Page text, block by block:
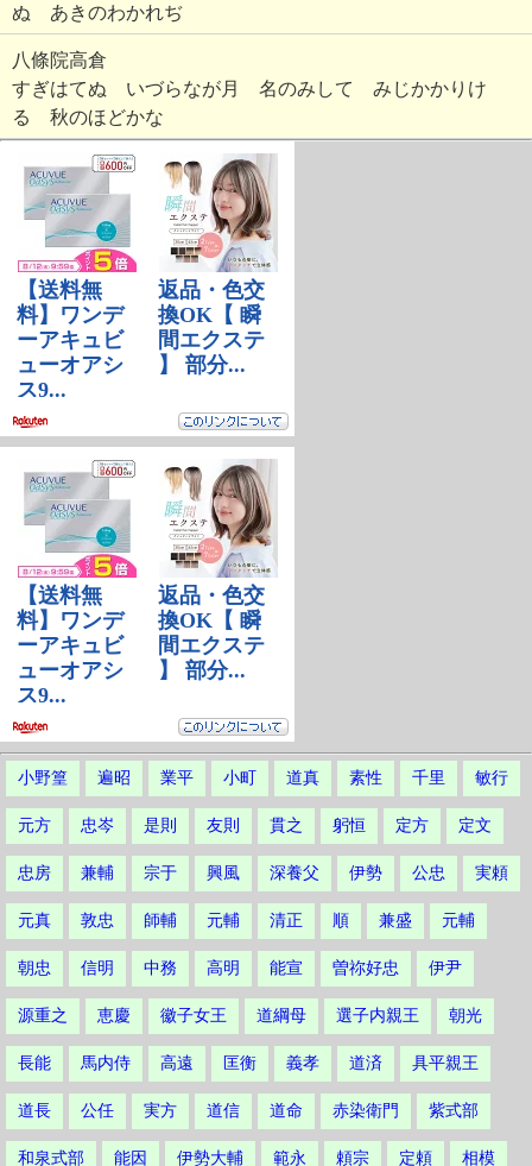
ぬ あきのわかれぢ
八條院高倉
すぎはてぬ いづらなが月 名のみして みじかかりけ
る 秋のほどかな
小野篁 遍昭 業平 小町 道真 素性 千里 敏行
元方 忠岑 是則 友則 貫之 躬恒 定方 定文
忠房 兼輔 宗于 興風 深養父 伊勢 公忠 実頼
元真 敦忠 師輔 元輔 清正 順 兼盛 元輔
朝忠 信明 中務 高明 能宣 曽祢好忠 伊尹
源重之 恵慶 徽子女王 道綱母 選子内親王 朝光
長能 馬内侍 高遠 匡衡 義孝 道済 具平親王
道長 公任 実方 道信 道命 赤染衛門 紫式部
和泉式部 能因 伊勢大輔 範永 頼宗 定頼 相模